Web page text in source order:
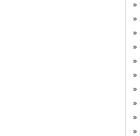
»
»
»
»
»
»
»
»
»
»